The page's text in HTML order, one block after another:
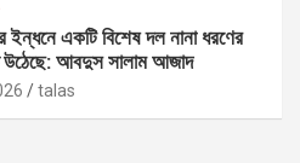
ইন্ধনে একটি বিশেষ দল নানা ধরণের
উঠেছে: আবদুস সালাম আজাদ
talas